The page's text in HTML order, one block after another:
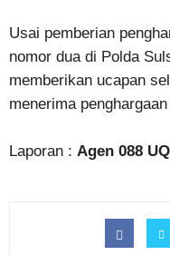
Usai pemberian
nomor dua di Polda
memberikan ucapan
menerima
Laporan : Agen 088